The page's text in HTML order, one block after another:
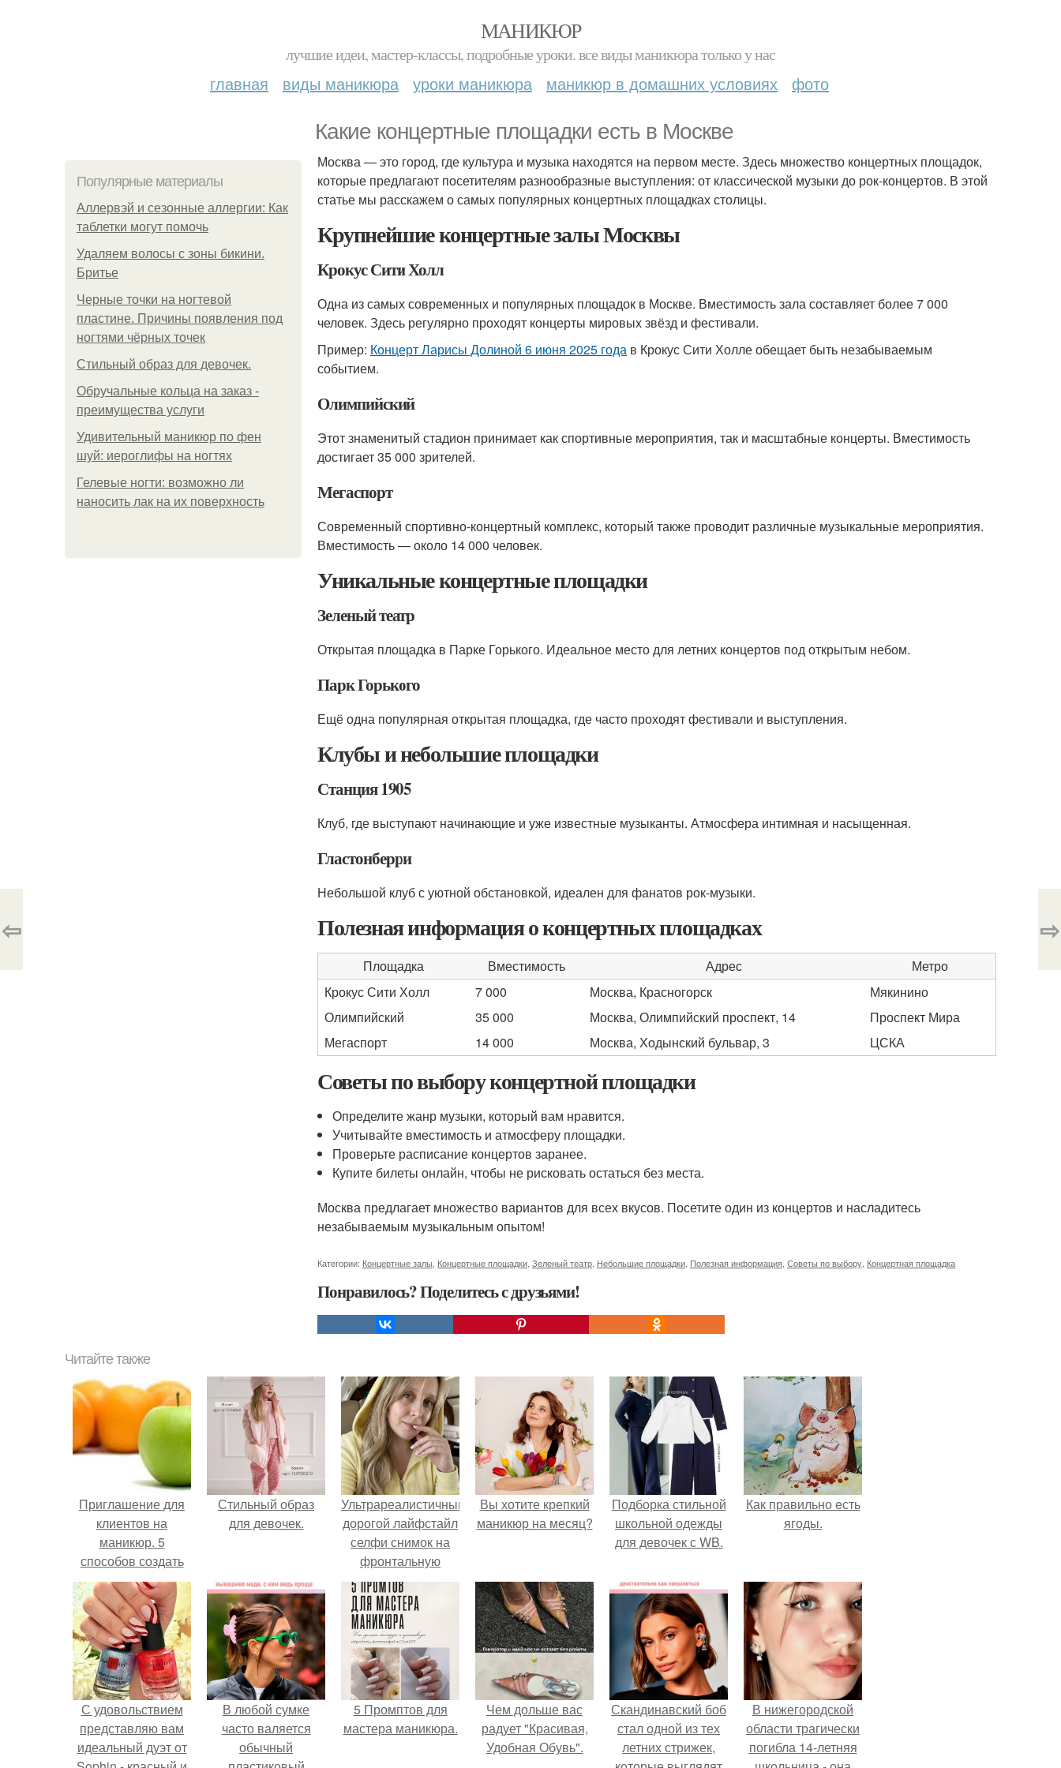
МАНИКЮР
лучшие идеи, мастер-классы, подробные уроки. все виды маникюра только у нас
главная виды маникюра уроки маникюра маникюр в домашних условиях фото
Какие концертные площадки есть в Москве
Популярные материалы
Аллервэй и сезонные аллергии: Как
таблетки могут помочь
Удаляем волосы с зоны бикини.
Бритье
Черные точки на ногтевой
пластине. Причины появления под
ногтями чёрных точек
Стильный образ для девочек.
Обручальные кольца на заказ -
преимущества услуги
Удивительный маникюр по фен
шуй: иероглифы на ногтях
Гелевые ногти: возможно ли
наносить лак на их поверхность
Москва — это город, где культура и музыка находятся на первом месте. Здесь множество концертных площадок,
которые предлагают посетителям разнообразные выступления: от классической музыки до рок-концертов. В этой
статье мы расскажем о самых популярных концертных площадках столицы.
Крупнейшие концертные залы Москвы
Крокус Сити Холл
Одна из самых современных и популярных площадок в Москве. Вместимость зала составляет более 7 000
человек. Здесь регулярно проходят концерты мировых звёзд и фестивали.
Пример: Концерт Ларисы Долиной 6 июня 2025 года в Крокус Сити Холле обещает быть незабываемым
событием.
Олимпийский
Этот знаменитый стадион принимает как спортивные мероприятия, так и масштабные концерты. Вместимость
достигает 35 000 зрителей.
Мегаспорт
Современный спортивно-концертный комплекс, который также проводит различные музыкальные мероприятия.
Вместимость — около 14 000 человек.
Уникальные концертные площадки
Зеленый театр
Открытая площадка в Парке Горького. Идеальное место для летних концертов под открытым небом.
Парк Горького
Ещё одна популярная открытая площадка, где часто проходят фестивали и выступления.
Клубы и небольшие площадки
Станция 1905
Клуб, где выступают начинающие и уже известные музыканты. Атмосфера интимная и насыщенная.
Гластонберри
Небольшой клуб с уютной обстановкой, идеален для фанатов рок-музыки.
Полезная информация о концертных площадках
Площадка Вместимость Адрес
Метро
Крокус Сити Холл
7 000 Москва, Красногорск
Мякинино
Олимпийский
35 000 Москва, Олимпийский проспект, 14
Проспект Мира
Мегаспорт
14 000 Москва, Ходынский бульвар, 3 ЦСКА
Советы по выбору концертной площадки
Определите жанр музыки, который вам нравится.
Учитывайте вместимость и атмосферу площадки.
Проверьте расписание концертов заранее.
Купите билеты онлайн, чтобы не рисковать остаться без места.
Москва предлагает множество вариантов для всех вкусов. Посетите один из концертов и насладитесь
незабываемым музыкальным опытом!
Категории: Концертные залы Концертные площадки Зеленый театр Небольшие площадки Полезная информация Советы по выбору Концертная площадка
Понравилось? Поделитесь с друзьями!
⇦ ⇨
Читайте также
Приглашение для
клиентов на
маникюр. 5
способов создать
уникальное
торговое
предложение и
оставить
конкурентов далеко
позади.
Стильный образ
для девочек.
Ультрареалистичный
дорогой лайфстайл
селфи снимок на
фронтальную
камеру.
Вы хотите крепкий
маникюр на месяц?
Подборка стильной
школьной одежды
для девочек с WB.
Как правильно eсть
ягоды.
С удовольствием
представляю вам
идеальный дуэт от
В любой сумке
часто валяется
обычный
5 Промптов для
мастера маникюра.
Чем дольше вас
радует "Красивая,
Удобная Обувь".
Скандинавский боб
стал одной из тех
летних стрижек,
В нижегородской
области трагически
погибла 14-летняя